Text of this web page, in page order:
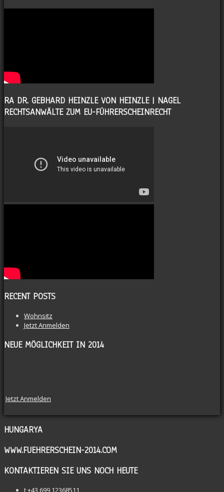
RA DR. GEBHARD HEINZLE VON HEINZLE | NAGEL
RECHTSANWÄLTE ZUM EU-FÜHRERSCHEINRECHT
RECENT POSTS
Wohnsitz
Jetzt Anmelden
NEUE MÖGLICHKEIT IN 2014
Jetzt Anmelden
HUNGARYA
WWW.FUEHRERSCHEIN-2014.COM
KONTAKTIEREN SIE UNS NOCH HEUTE
t+43 699 12368511